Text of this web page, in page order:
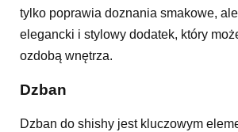
tylko poprawia doznania smakowe,
elegancki i stylowy dodatek, który
ozdobą wnętrza.
Dzban
Dzban do shishy jest kluczowym